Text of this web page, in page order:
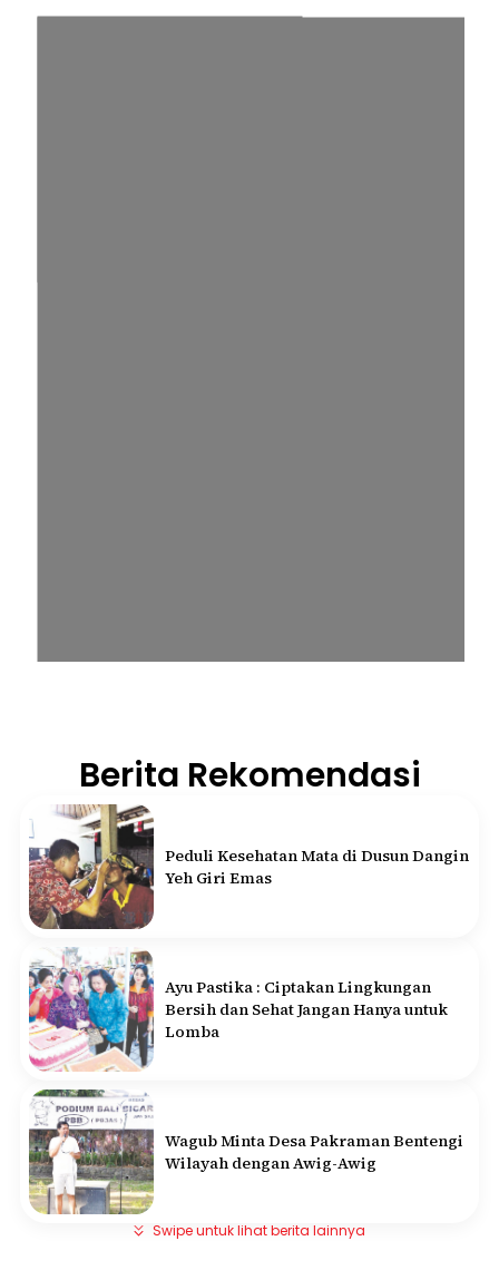
Berita Rekomendasi
Peduli Kesehatan Mata di Dusun Dangin
Yeh Giri Emas
Ayu Pastika : Ciptakan Lingkungan
Bersih dan Sehat Jangan Hanya untuk
Lomba
Wagub Minta Desa Pakraman Bentengi
Wilayah dengan Awig-Awig
Swipe untuk lihat berita lainnya